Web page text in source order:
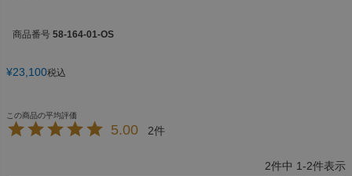
商品番号 58-164-01-OS
¥23,100税込
5.00 2
2件中 1-2件表示